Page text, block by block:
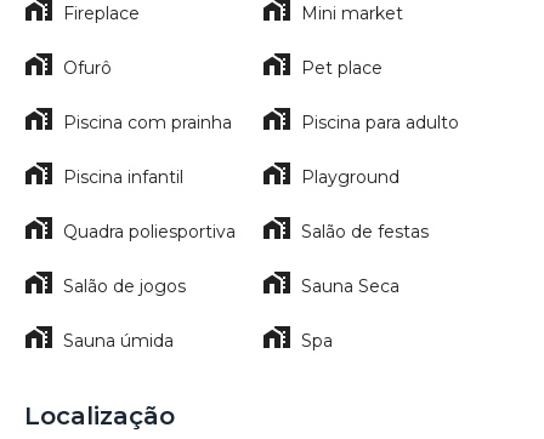
Fireplace Mini market
Ofurô Pet place
Piscina com prainha Piscina para adulto
Piscina infantil Playground
Quadra poliesportiva Salão de festas
Salão de jogos Sauna Seca
Sauna úmida Spa
Localização